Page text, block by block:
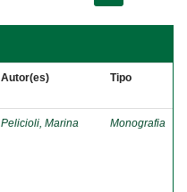
Autor(es) Tipo
Pelicioli, Marina Monografia